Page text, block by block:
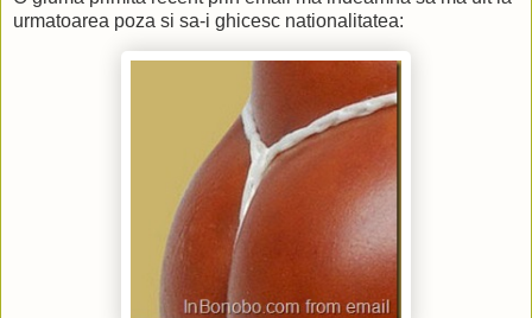
urmatoarea poza si sa-i ghicesc nationalitatea: